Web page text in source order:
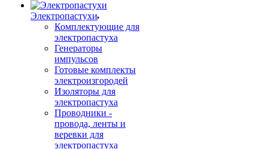
Электропастухи
Комплектующие для
электропастуха
Генераторы
импульсов
Готовые комплекты
электроизгородей
Изоляторы для
электропастуха
Проводники -
провода, ленты и
веревки для
электропастуха